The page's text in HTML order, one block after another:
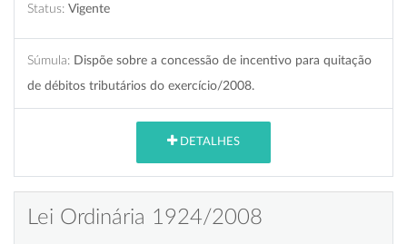
Status: Vigente
Súmula: Dispõe sobre a concessão de incentivo para quitação
de débitos tributários do exercício/2008.
DETALHES
Lei Ordinária 1924/2008